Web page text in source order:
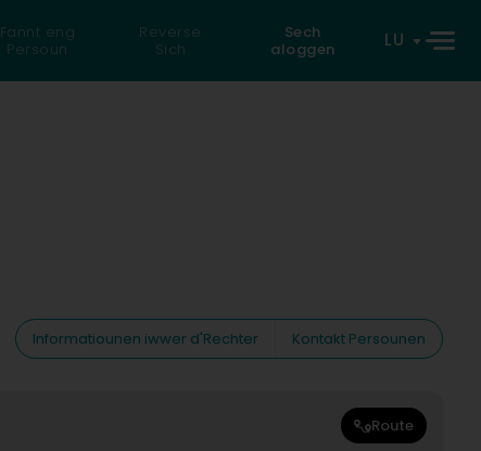
Fannt eng
Persoun
Reverse
Sich
Sech
aloggen
LU
Informatiounen iwwer d'Rechter
Kontakt Persounen
Route